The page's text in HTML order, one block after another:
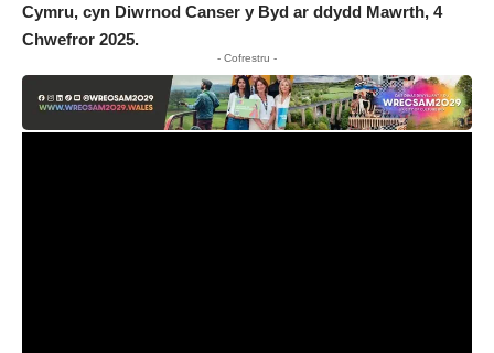
Cymru, cyn Diwrnod Canser y Byd ar ddydd Mawrth, 4
Chwefror 2025.
- Cofrestru -